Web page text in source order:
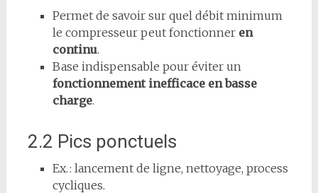
Permet de savoir sur quel débit minimum
le compresseur peut fonctionner en
continu.
Base indispensable pour éviter un
fonctionnement inefficace en basse
charge.
2.2 Pics ponctuels
Ex. : lancement de ligne, nettoyage, process
cycliques.